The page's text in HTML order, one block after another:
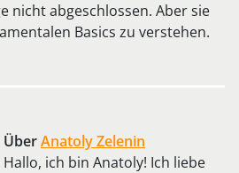
nicht abgeschlossen. Aber sie
Basics zu verstehen.
ÜberAnatoly Zelenin
Hallo, ich bin Anatoly! Ich liebe